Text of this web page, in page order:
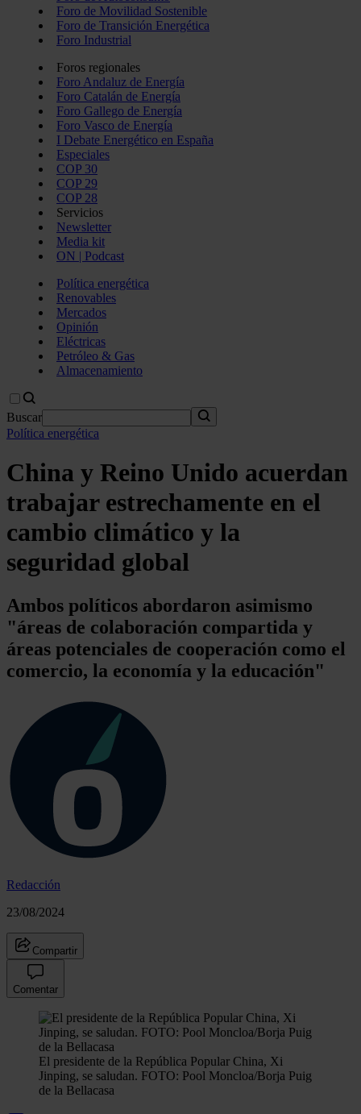
Foro de Movilidad Sostenible
Foro de Transición Energética
Foro Industrial
Foros regionales
Foro Andaluz de Energía
Foro Catalán de Energía
Foro Gallego de Energía
Foro Vasco de Energía
I Debate Energético en España
Especiales
COP 30
COP 29
COP 28
Servicios
Newsletter
Media kit
ON | Podcast
Política energética
Renovables
Mercados
Opinión
Eléctricas
Petróleo & Gas
Almacenamiento
Buscar
Política energética
China y Reino Unido acuerdan
trabajar estrechamente en el
cambio climático y la
seguridad global
Ambos políticos abordaron asimismo
"áreas de colaboración compartida y
áreas potenciales de cooperación como el
comercio, la economía y la educación"
Redacción
23/08/2024
Compartir
Comentar
El presidente de la República Popular China, Xi
Jinping, se saludan. FOTO: Pool Moncloa/Borja Puig
de la Bellacasa